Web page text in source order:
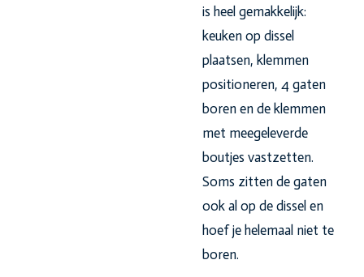
is heel gemakkelijk:
keuken op dissel
plaatsen, klemmen
positioneren, 4 gaten
boren en de klemmen
met meegeleverde
boutjes vastzetten.
Soms zitten de gaten
ook al op de dissel en
hoef je helemaal niet te
boren.